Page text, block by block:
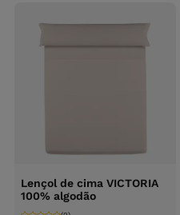
Lençol de cima VICTORIA
100% algodão